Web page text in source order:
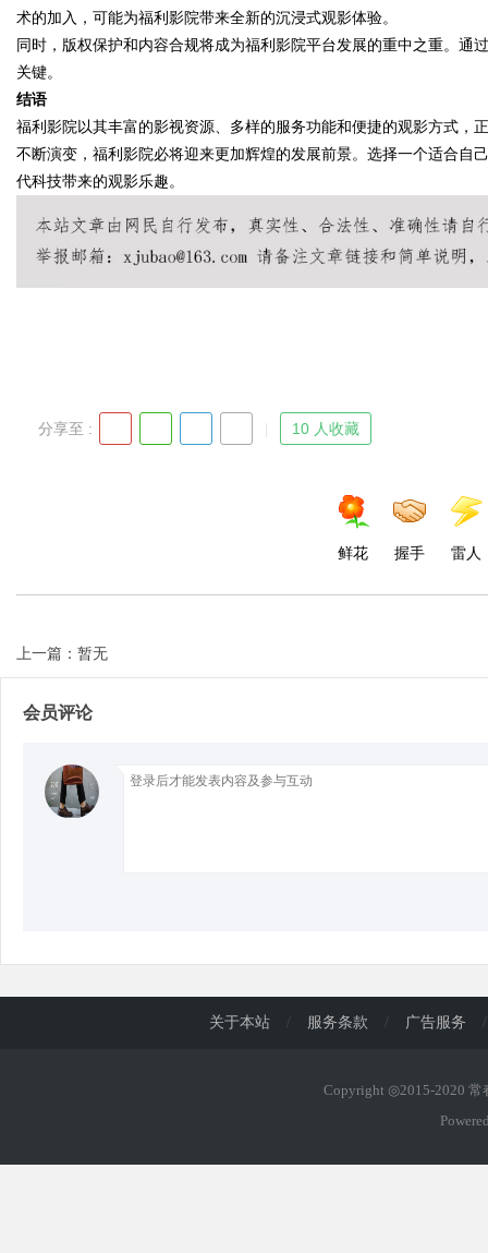
Bo
术的加入，可能为福利影院带来全新的沉浸式观影体验。
同时，版权保护和内容合规将成为福利影院平台发展的重中之重。
关键。
结语
福利影院以其丰富的影视资源、多样的服务功能和便捷的观影方式，
不断演变，福利影院必将迎来更加辉煌的发展前景。选择一个适合自
代科技带来的观影乐趣。
分享至 : 10 人收藏
鲜花 握手 雷人
上一篇：暂无
会员评论
关于本站 / 服务条款 / 广告服务 /
Copyright ◎2015-2020 常